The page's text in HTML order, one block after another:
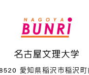
愛知県稲沢市稲沢